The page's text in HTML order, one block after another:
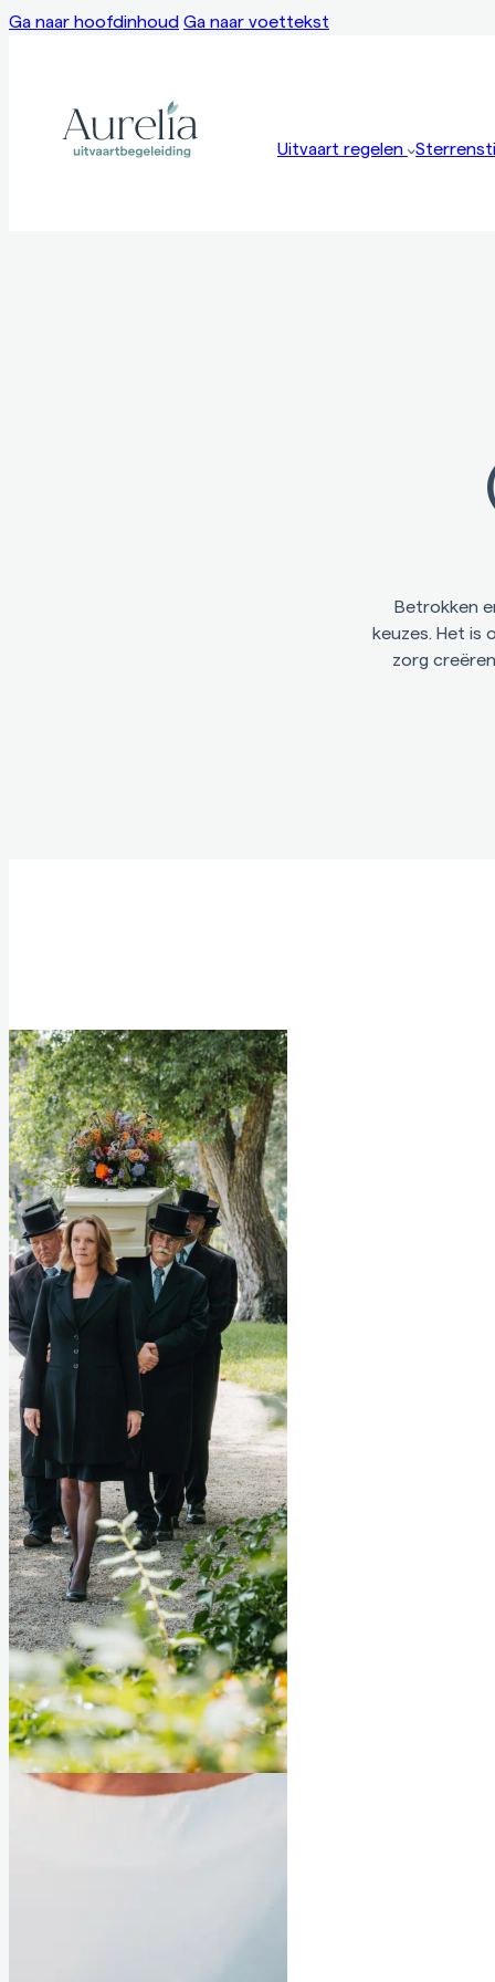
Ga naar hoofdinhoud Ga naar voettekst
Uitvaart regelen
Betrokken
keuzes. Het is
zorg